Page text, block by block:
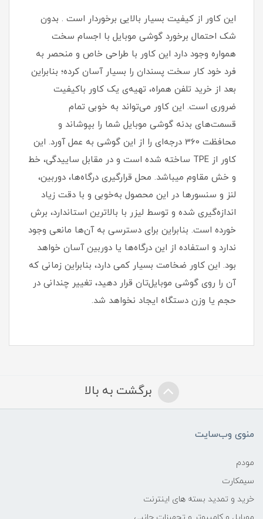
این کاور از کیفیت بسیار بالایی برخوردار است . بدون
شک احتمال برخورد گوشی موبایل با اجسام سخت
همواره وجود دارد این کاور با طراحی خاص و منحصر به
فرد خود کار سخت پسندان را بسیار آسان کرده؛ بنابراین
بعد از خرید تلفن همراه، تهیه‌ی یک کاور با‌کیفیت
ضروری است‏.‏ این کاور می‌تواند به خوبی تمام
قسمت‌های بدنه گوشی موبایل شما را بپوشاند و
محافظت 360 درجه‌ای را از این گوشی به عمل آورد‏.‏ این
کاور از TPE ساخته شده است و در مقابل ساییدگی، خط
و خش مقاوم میباشد.‏ محل قرارگیری درگاه‌ها، دوربین،
لنز و سنسورها در این محصول به‌خوبی و با دقت زیاد
اندازه‌گیری شده و توسط لیزر با بالاترین استاندارد، برش
خورده است‏.‏ بنابراین برای دسترسی به آن‌ها مانعی وجود
ندارد و استفاده از این درگاه‌ها یا دوربین آسان خواهد
بود‏.‏ این کاور ضخامت بسیار کمی دارد، بنابراین زمانی که
آن را روی گوشی موبایل‌تان قرار دهید، تغییر چندانی در
حجم یا وزن دستگاه ایجاد نخواهد شد‏.‏
برگشت به بالا
منوی وب‌سایت
مودم
سیمکارت
خرید و تمدید بسته های اینترنت